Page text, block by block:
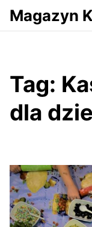
Przejdź do serwisu
Magazyn
Tag:
dla